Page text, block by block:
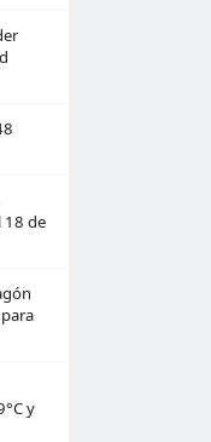
18 de
y